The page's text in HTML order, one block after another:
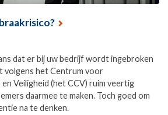
dat er bij uw bedrijf wordt ingebroken
volgens het Centrum voor
Veiligheid (het CCV) ruim veertig
daarmee te maken. Toch goed om
na te denken.